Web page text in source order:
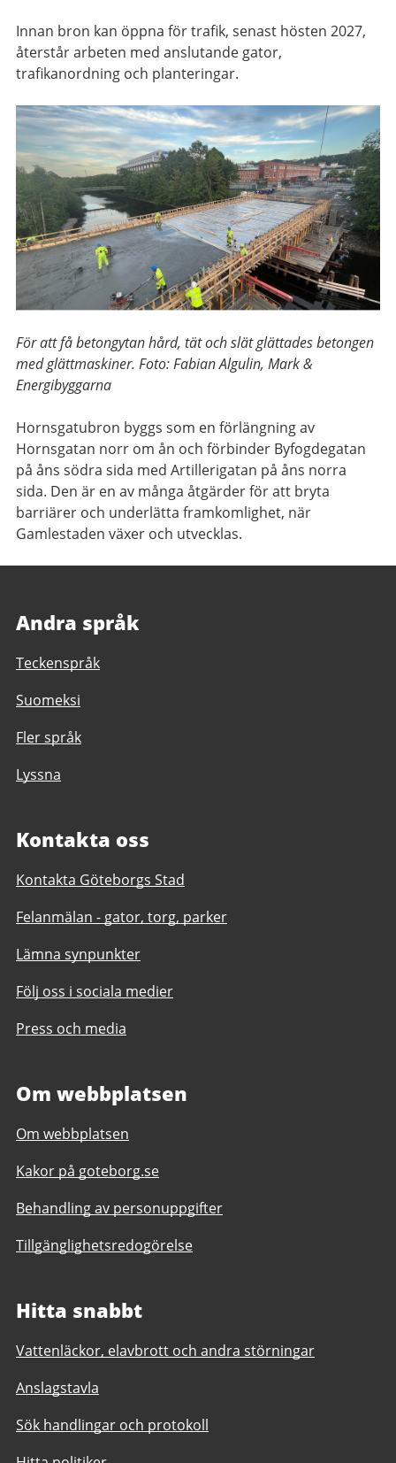
Innan bron kan öppna för trafik, senast hösten 2027,
återstår arbeten med anslutande gator,
trafikanordning och planteringar.
För att få betongytan hård, tät och slät glättades betongen
med glättmaskiner. Foto: Fabian Algulin, Mark &
Energibyggarna
Hornsgatubron byggs som en förlängning av
Hornsgatan norr om ån och förbinder Byfogdegatan
på åns södra sida med Artillerigatan på åns norra
sida. Den är en av många åtgärder för att bryta
barriärer och underlätta framkomlighet, när
Gamlestaden växer och utvecklas.
Andra språk
Teckenspråk
Suomeksi
Fler språk
Lyssna
Kontakta oss
Kontakta Göteborgs Stad
Felanmälan - gator, torg, parker
Lämna synpunkter
Följ oss i sociala medier
Press och media
Om webbplatsen
Om webbplatsen
Kakor på goteborg.se
Behandling av personuppgifter
Tillgänglighetsredogörelse
Hitta snabbt
Vattenläckor, elavbrott och andra störningar
Anslagstavla
Sök handlingar och protokoll